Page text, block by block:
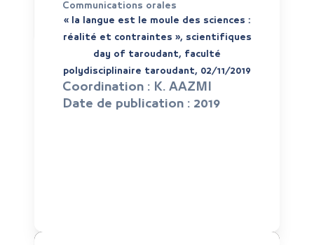
Communications orales
« la langue est le moule des sciences :
réalité et contraintes », scientifiques
day of taroudant, faculté
polydisciplinaire taroudant, 02/11/2019
Coordination : K. AAZMI
Date de publication : 2019